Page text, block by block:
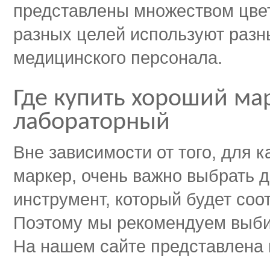
представлены множеством
разных целей используют
медицинского персонала.
Где купить хороший
лабораторный
Вне зависимости от того, для
маркер, очень важно выбрать
инструмент, который будет
Поэтому мы рекомендуем
На нашем сайте представлена